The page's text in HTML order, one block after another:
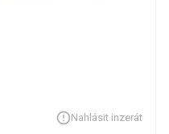
Nahlásit inzerát